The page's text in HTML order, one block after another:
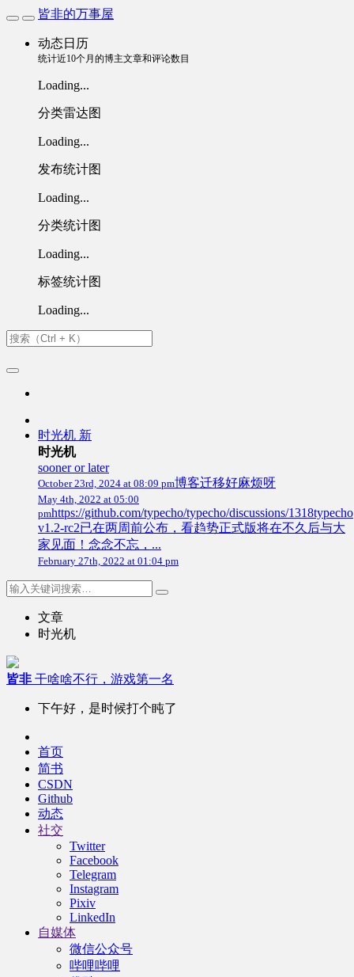
皆非的万事屋
动态日历
统计近10个月的博主文章和评论数目
Loading...
分类雷达图
Loading...
发布统计图
Loading...
分类统计图
Loading...
标签统计图
Loading...
时光机 新
时光机
sooner or later
October 23rd, 2024 at 08:09 pm博客迁移好麻烦呀
May 4th, 2022 at 05:00
pmhttps://github.com/typecho/typecho/discussions/1318typecho
v1.2-rc2已在两周前公布，看趋势正式版将在不久后与大
家见面！念念不忘，...
February 27th, 2022 at 01:04 pm
文章
时光机
皆非 干啥啥不行，游戏第一名
下午好，是时候打个盹了
首页
简书
CSDN
Github
动态
社交
Twitter
Facebook
Telegram
Instagram
Pixiv
LinkedIn
自媒体
微信公众号
哔哩哔哩